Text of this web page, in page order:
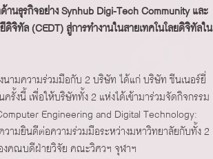
ธุรกิจอย่าง Synhub Digi-Tech Community และ
ทัล (CEDT) สู่การทำงานในสายเทคโนโลยดิจิทัลใน
ามความร่วมมือกับ 2 บริษัท ได้แก่ บริษัท ซีนเนอร์ยี่
งนี้ เพื่อให้บริษัททั้ง 2 แห่งได้เข้ามาร่วมจัดกิจกรรม
Engineering and Digital Technology:
ามยินดีต่อความร่วมมือระหว่างมหาวิทยาลัยกับทั้ง 2
งคณบดีฝ่ายวิจัย คณะวิศวฯ จุฬาฯ